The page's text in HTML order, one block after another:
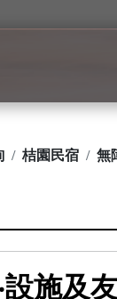
桔園民宿 無
設施及